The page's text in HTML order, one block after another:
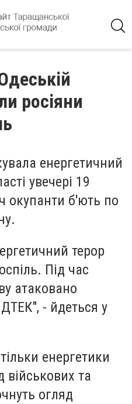
росіяни
енергетичний
увечері 19
окупанти б'ють по
терор
Під час
атаковано
- йдеться у
енергетики
військових та
огляд